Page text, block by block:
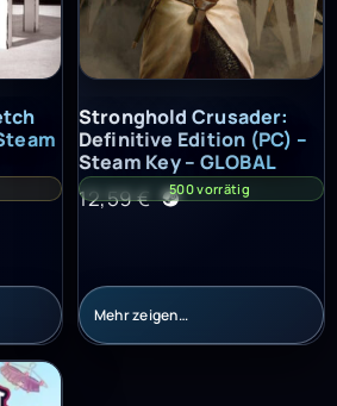
Pack (PC) – Steam Key – GLOBAL
Stronghold Crusader: Definitive
Stronghold Crusader:
Definitive Edition (PC) –
Steam Key – GLOBAL
12,59€ 500 vorrätig
Mehr zeigen…